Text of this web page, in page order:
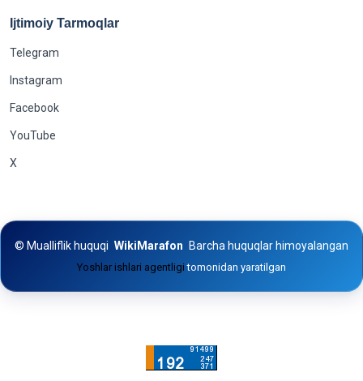
Ijtimoiy Tarmoqlar
Telegram
Instagram
Facebook
YouTube
X
© Mualliflik huquqi WikiMarafon Barcha huquqlar himoyalangan
Yoshlar ishlari agentligitomonidan yaratilgan